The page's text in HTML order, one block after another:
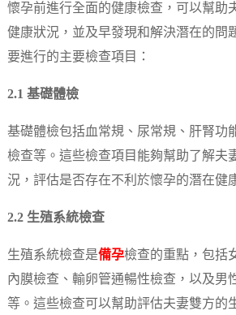
懷孕前進行全面的健康檢查，可以幫助
健康狀況，並及早發現和解決潛在的問
要進行的主要檢查項目：
2.1 基礎體檢
基礎體檢包括血常規、尿常規、肝腎功
檢查等。這些檢查項目能夠幫助了解夫
況，評估是否存在不利於懷孕的潛在健
2.2 生殖系統檢查
生殖系統檢查是備孕檢查的重點，包括
內膜檢查、輸卵管通暢性檢查，以及男
等。這些檢查可以幫助評估夫妻雙方的